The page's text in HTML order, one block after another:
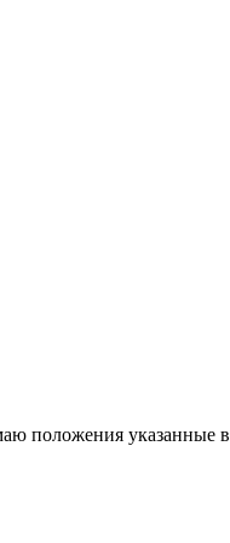
положения указанные в